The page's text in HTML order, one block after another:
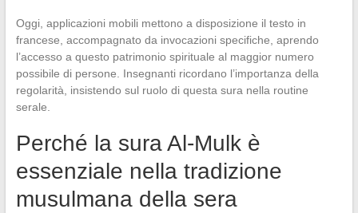
Oggi, applicazioni mobili mettono a disposizione il testo in
francese, accompagnato da invocazioni specifiche, aprendo
l’accesso a questo patrimonio spirituale al maggior numero
possibile di persone. Insegnanti ricordano l’importanza della
regolarità, insistendo sul ruolo di questa sura nella routine
serale.
Perché la sura Al-Mulk è
essenziale nella tradizione
musulmana della sera